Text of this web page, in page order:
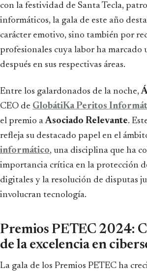
con la festividad de Santa Tecla,
informáticos, la gala de este año
carácter emotivo, sino también por
profesionales cuya labor ha marcado
después en sus respectivas áreas.
Entre los galardonados de la noche,
CEO de GlobátiKa Peritos
el premio aAsociado Relevante.
refleja su destacado papel en el
informático, una disciplina que ha
importancia crítica en la protección
digitales y la resolución de disputas
involucran tecnología.
Premios PETEC 2024:
de la excelencia en
La gala de los Premios PETEC ha